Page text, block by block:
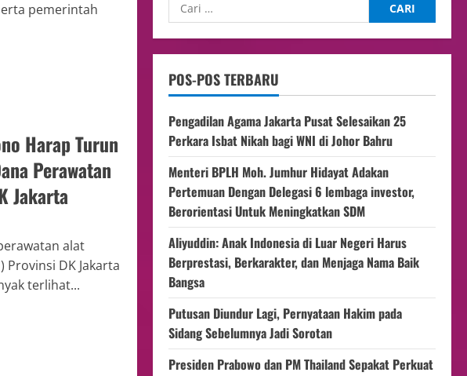
pemerintah
Harap Turun
Perawatan
Jakarta
alat
Provinsi DK Jakarta
terlihat...
POS-POS TERBARU
Pengadilan Agama Jakarta Pusat Selesaikan 25
Perkara Isbat Nikah bagi WNI di Johor Bahru
Menteri BPLH Moh. Jumhur Hidayat Adakan
Pertemuan Dengan Delegasi 6 lembaga investor,
Berorientasi Untuk Meningkatkan SDM
Aliyuddin: Anak Indonesia di Luar Negeri Harus
Berprestasi, Berkarakter, dan Menjaga Nama Baik
Bangsa
Putusan Diundur Lagi, Pernyataan Hakim pada
Sidang Sebelumnya Jadi Sorotan
Presiden Prabowo dan PM Thailand Sepakat Perkuat